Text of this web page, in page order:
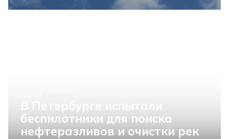
беспилотники для поиска
нефтеразливов и очистки рек